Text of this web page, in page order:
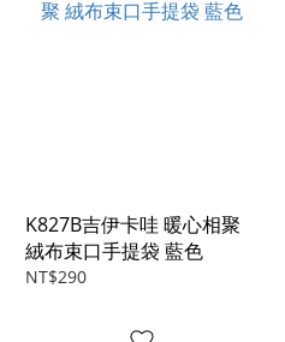
K827B吉伊卡哇 暖心相聚
絨布束口手提袋 藍色
NT$290